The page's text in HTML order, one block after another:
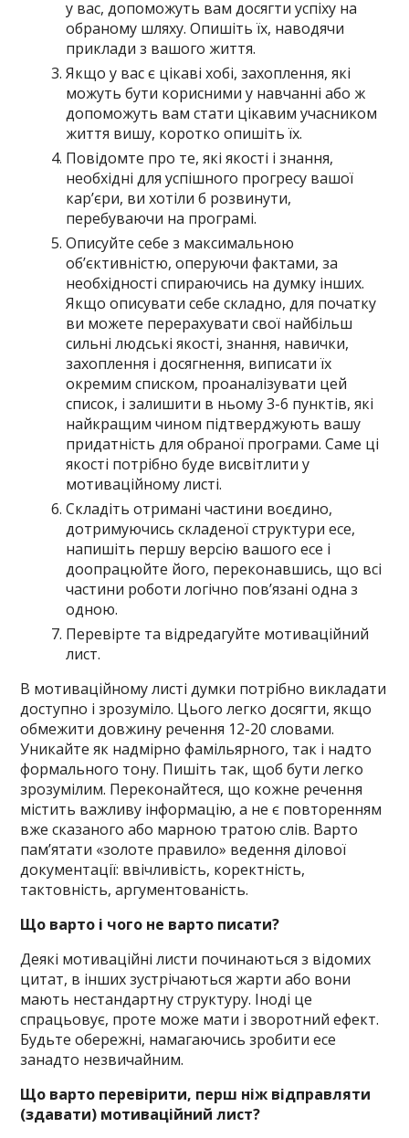
у вас, допоможуть вам досягти успіху на
обраному шляху. Опишіть їх, наводячи
приклади з вашого життя.
Якщо у вас є цікаві хобі, захоплення, які
можуть бути корисними у навчанні або ж
допоможуть вам стати цікавим учасником
життя вишу, коротко опишіть їх.
Повідомте про те, які якості і знання,
необхідні для успішного прогресу вашої
кар’єри, ви хотіли б розвинути,
перебуваючи на програмі.
Описуйте себе з максимальною
об’єктивністю, оперуючи фактами, за
необхідності спираючись на думку інших.
Якщо описувати себе складно, для початку
ви можете перерахувати свої найбільш
сильні людські якості, знання, навички,
захоплення і досягнення, виписати їх
окремим списком, проаналізувати цей
список, і залишити в ньому 3-6 пунктів, які
найкращим чином підтверджують вашу
придатність для обраної програми. Саме ці
якості потрібно буде висвітлити у
мотиваційному листі.
Складіть отримані частини воєдино,
дотримуючись складеної структури есе,
напишіть першу версію вашого есе і
доопрацюйте його, переконавшись, що всі
частини роботи логічно пов’язані одна з
одною.
Перевірте та відредагуйте мотиваційний
лист.
В мотиваційному листі думки потрібно викладати
доступно і зрозуміло. Цього легко досягти, якщо
обмежити довжину речення 12-20 словами.
Уникайте як надмірно фамільярного, так і надто
формального тону. Пишіть так, щоб бути легко
зрозумілим. Переконайтеся, що кожне речення
містить важливу інформацію, а не є повторенням
вже сказаного або марною тратою слів. Варто
пам’ятати «золоте правило» ведення ділової
документації: ввічливість, коректність,
тактовність, аргументованість.
Що варто і чого не варто писати?
Деякі мотиваційні листи починаються з відомих
цитат, в інших зустрічаються жарти або вони
мають нестандартну структуру. Іноді це
спрацьовує, проте може мати і зворотний ефект.
Будьте обережні, намагаючись зробити есе
занадто незвичайним.
Що варто перевірити, перш ніж відправляти
(здавати) мотиваційний лист?